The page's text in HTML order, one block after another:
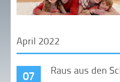
April 2022
07 Raus aus den